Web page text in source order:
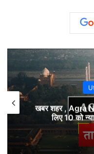
खबर शहर , Agra
लिए 10 को